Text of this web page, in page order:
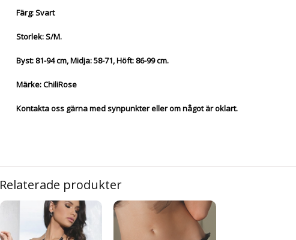
Färg: Svart
Storlek: S/M.
Byst: 81-94 cm, Midja: 58-71, Höft: 86-99 cm.
Märke: ChiliRose
Kontakta oss gärna med synpunkter eller om något är oklart.
Relaterade produkter